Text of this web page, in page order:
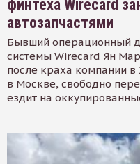
финтеха Wirecard
автозапчастями
Бывший операционный
системы Wirecard Ян
после краха компании в
в Москве, свободно
ездит на